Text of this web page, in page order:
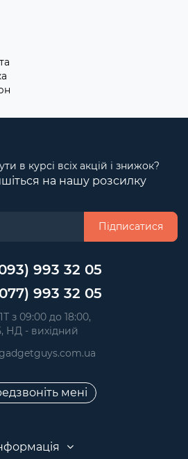
в курсі всіх акцій і знижок?
на нашу розсилку
Підписатися
993 32 05
993 32 05
з 09:00 до 18:00,
НД - вихідний
мені